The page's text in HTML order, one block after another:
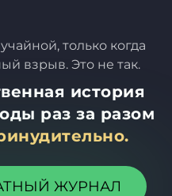
только когда
взрыв. Это не так.
история
раз за разом
ЖУРНАЛ